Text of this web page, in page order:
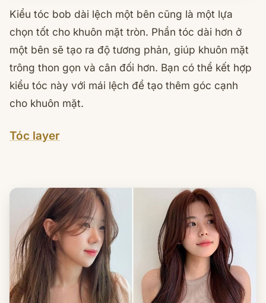
Kiểu tóc bob dài lệch một bên cũng là một lựa
chọn tốt cho khuôn mặt tròn. Phần tóc dài hơn ở
một bên sẽ tạo ra độ tương phản, giúp khuôn mặt
trông thon gọn và cân đối hơn. Bạn có thể kết hợp
kiểu tóc này với mái lệch để tạo thêm góc cạnh
cho khuôn mặt.
Tóc layer